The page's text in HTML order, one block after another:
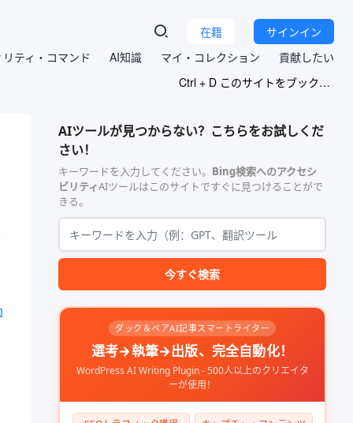
サインイン
在籍
ティ・コマンド
AI知識 マイ・コレクション
貢献したい
Ctrl + D このサイトをブックマークする
AIツールが見つからない？こちらをお試しくだ
さい！
キーワードを入力してください。 Bing検索へのアクセシ
ビリティAIツールはこのサイトですぐに見つけることがで
きる。
今すぐ検索
ダック＆ペアAI記事スマートライター
選考→執筆→出版、完全自動化！
WordPress AI Writing Plugin - 500人以上のクリエイタ
ーが使用！